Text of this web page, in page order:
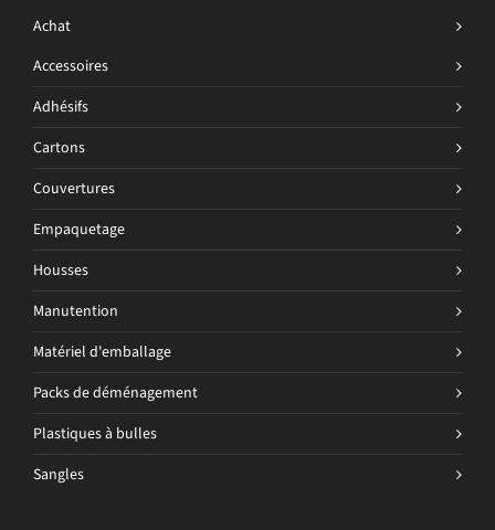
Achat
Accessoires
Adhésifs
Cartons
Couvertures
Empaquetage
Housses
Manutention
Matériel d'emballage
Packs de déménagement
Plastiques à bulles
Sangles